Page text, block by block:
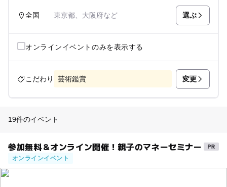
全国 東京都、大阪府など 選ぶ
オンラインイベントのみを表示する
こだわり 芸術鑑賞 変更
19件のイベント
参加無料＆オンライン開催！親子のマネーセミナー
オンラインイベント